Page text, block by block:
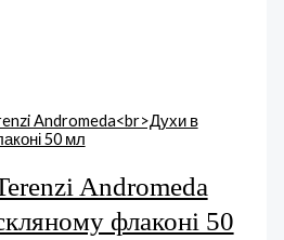
Andromeda
флаконі 50